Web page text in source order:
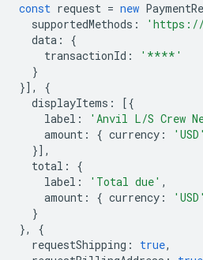
const request = new
supportedMethods : 'https://
data :
{
transactionId :
'****'
}
}],
{
displayItems :
[{
label : 'Anvil L/S Crew
amount : { currency : 'USD'
}],
total :
{
label : 'Total due' ,
amount : { currency : 'USD'
}
},
{
requestShipping : true,